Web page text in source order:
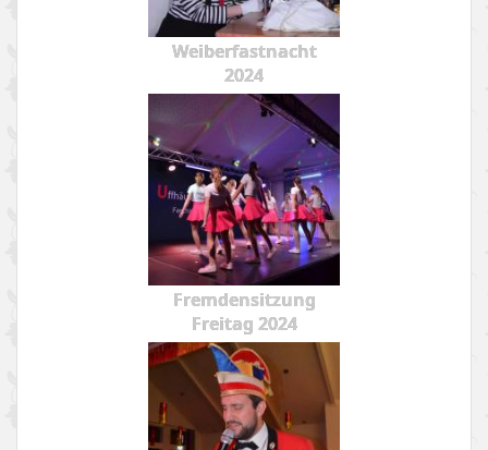
Weiberfastnacht
2024
Fremdensitzung
Freitag 2024